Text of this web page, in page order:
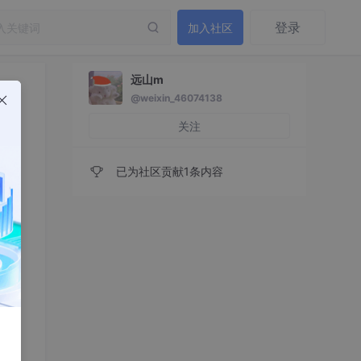
加入社区 登录
远山m
@weixin_46074138
关注
已为社区贡献1条内容